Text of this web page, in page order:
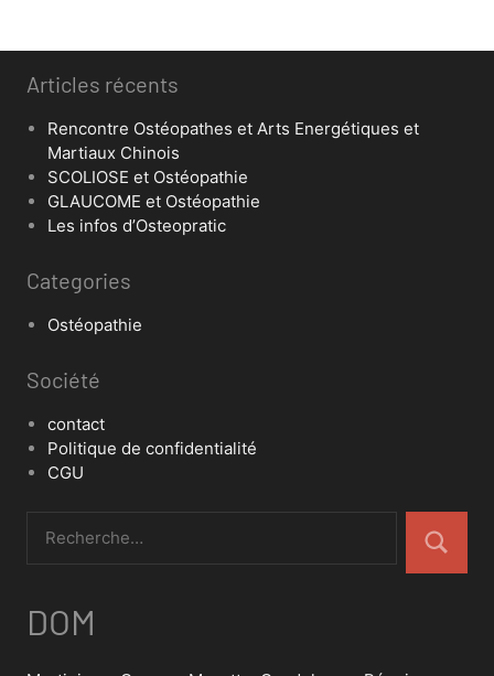
Articles récents
Rencontre Ostéopathes et Arts Energétiques et
Martiaux Chinois
SCOLIOSE et Ostéopathie
GLAUCOME et Ostéopathie
Les infos d’Osteopratic
Categories
Ostéopathie
Société
contact
Politique de confidentialité
CGU
DOM